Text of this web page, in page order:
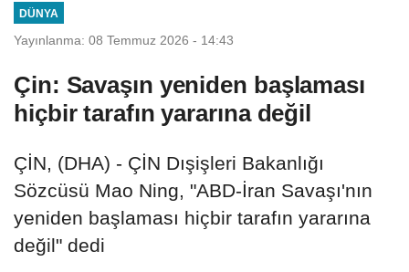
DÜNYA
Yayınlanma: 08 Temmuz 2026 - 14:43
Çin: Savaşın yeniden başlaması
hiçbir tarafın yararına değil
ÇİN, (DHA) - ÇİN Dışişleri Bakanlığı
Sözcüsü Mao Ning, "ABD-İran Savaşı'nın
yeniden başlaması hiçbir tarafın yararına
değil" dedi